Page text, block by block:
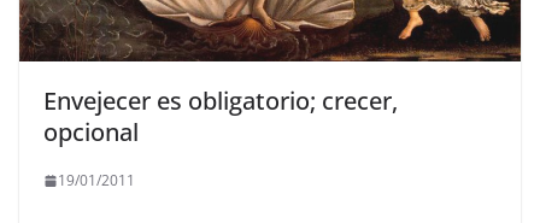
Envejecer es obligatorio; crecer,
opcional
19/01/2011